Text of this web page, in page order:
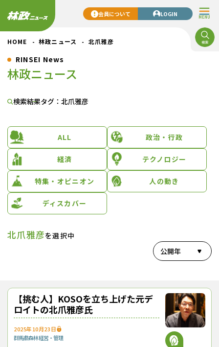
MENU
会員について LOGIN
HOME 林政ニュース 北爪雅彦
RINSEI News
林政ニュース
検索結果タグ：北爪雅彦
ALL 政治・行政
経済 テクノロジー
特集・オピニオン 人の動き
ディスカバー
北爪雅彦を選択中
公開年
【挑む人】KOSOを立ち上げた元デ
ロイトの北爪雅彦氏
2025年10月23日
群馬県森林経営・管理